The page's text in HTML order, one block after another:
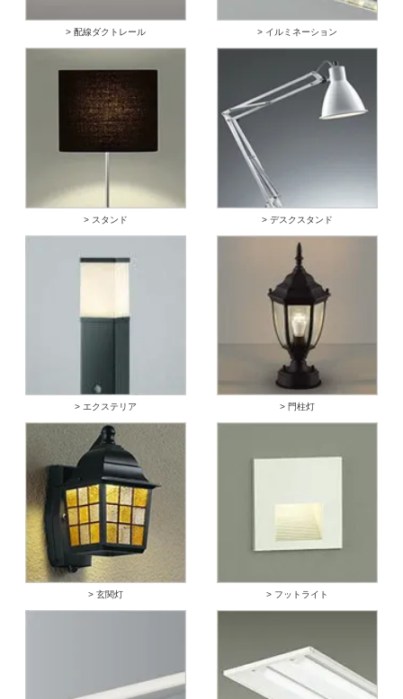
> 配線ダクトレール > イルミネーション
> スタンド > デスクスタンド
> エクステリア > 門柱灯
> 玄関灯 > フットライト